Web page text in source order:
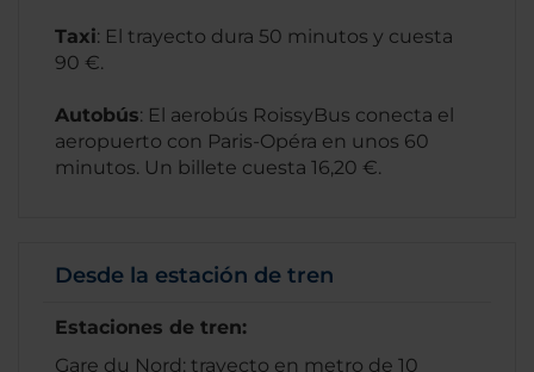
Taxi: El trayecto dura 50 minutos y cuesta
90 €.
Autobús: El aerobús RoissyBus conecta el
aeropuerto con Paris-Opéra en unos 60
minutos. Un billete cuesta 16,20 €.
Desde la estación de tren
Estaciones de tren:
Gare du Nord: trayecto en metro de 10